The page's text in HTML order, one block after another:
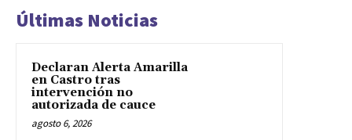
Últimas Noticias
Declaran Alerta Amarilla
en Castro tras
intervención no
autorizada de cauce
agosto 6, 2026